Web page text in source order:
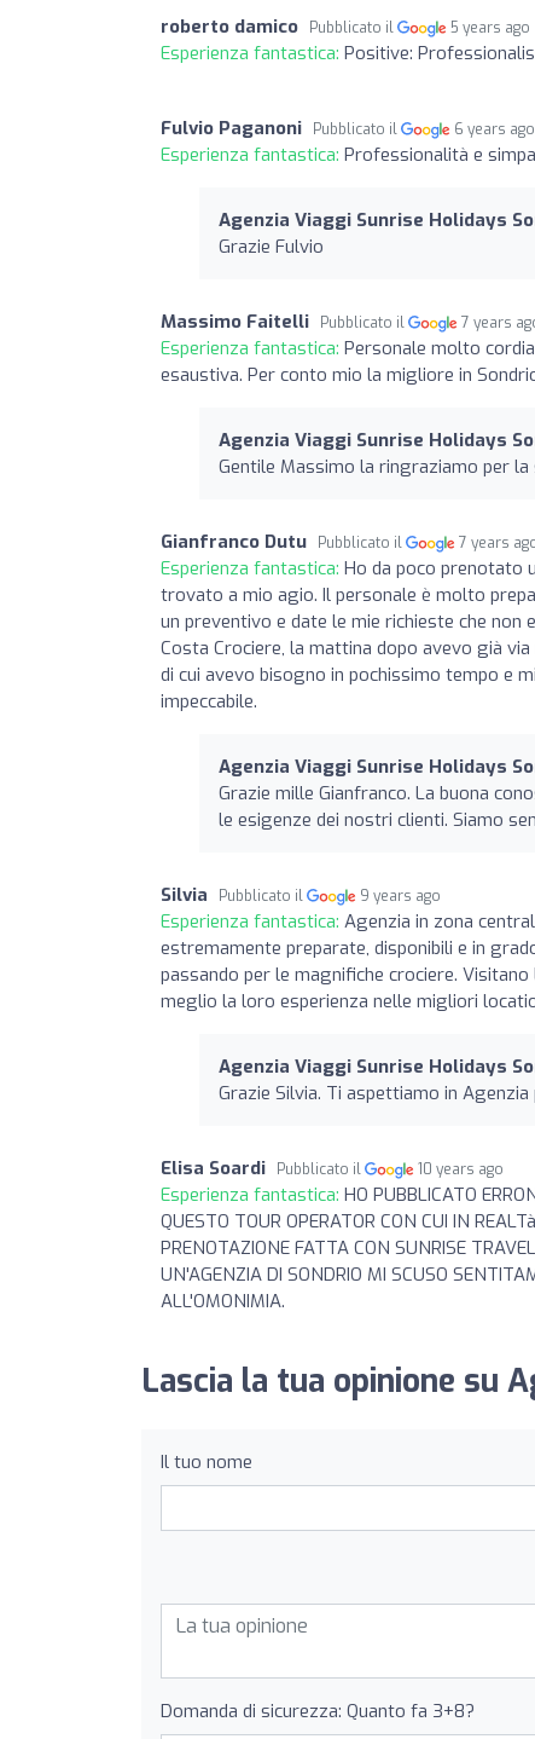
roberto damico Pubblicato il 5 years ago
Esperienza fantastica: Positive:
Fulvio Paganoni Pubblicato il 6 years ago
Esperienza fantastica: Professionalità e
Agenzia Viaggi Sunrise Holidays
Grazie Fulvio
Massimo Faitelli Pubblicato il 7 years
Esperienza fantastica: Personale molto
esaustiva. Per conto mio la migliore in
Agenzia Viaggi Sunrise Holidays
Gentile Massimo la ringraziamo per
Gianfranco Dutu Pubblicato il 7 years
Esperienza fantastica: Ho da poco prenotato
trovato a mio agio. Il personale è molto
un preventivo e date le mie richieste che non
Costa Crociere, la mattina dopo avevo già
di cui avevo bisogno in pochissimo tempo e
impeccabile.
Agenzia Viaggi Sunrise Holidays
Grazie mille Gianfranco. La buona
le esigenze dei nostri clienti. Siamo
Silvia Pubblicato il 9 years ago
Esperienza fantastica: Agenzia in zona
estremamente preparate, disponibili e in
passando per le magnifiche crociere.
meglio la loro esperienza nelle migliori
Agenzia Viaggi Sunrise Holidays
Grazie Silvia. Ti aspettiamo in
Elisa Soardi Pubblicato il 10 years ago
Esperienza fantastica: HO PUBBLICATO
QUESTO TOUR OPERATOR CON CUI IN
PRENOTAZIONE FATTA CON SUNRISE
UN'AGENZIA DI SONDRIO MI SCUSO
ALL'OMONIMIA.
Lascia la tua opinione su
Il tuo nome
Domanda di sicurezza: Quanto fa 3+8?